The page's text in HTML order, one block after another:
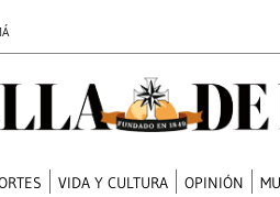
VIDA Y CULTURA OPINIÓN